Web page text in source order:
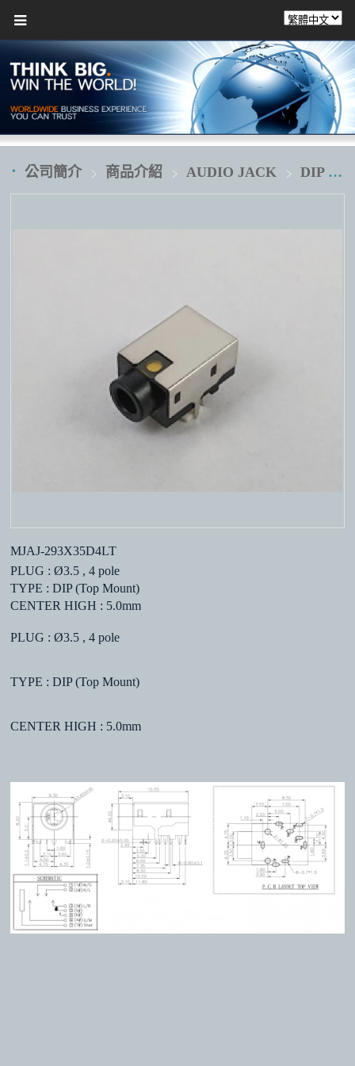
公司簡介 商品介紹 AUDIO JACK DIP 插板式
MJAJ-293X35D4LT
PLUG : Ø3.5 , 4 pole
TYPE : DIP (Top Mount)
CENTER HIGH : 5.0mm
PLUG : Ø3.5 , 4 pole
TYPE : DIP (Top Mount)
CENTER HIGH : 5.0mm